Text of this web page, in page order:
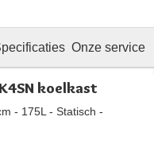
Onze service
koelkast
- 175L - Statisch -